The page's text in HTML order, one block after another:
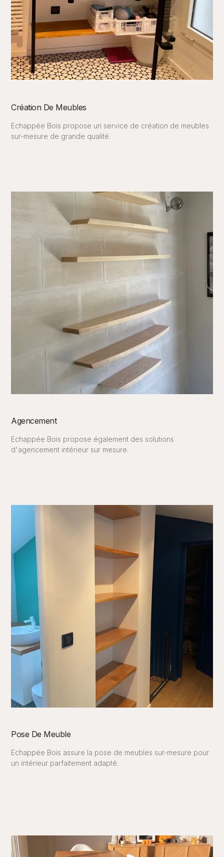
Création De Meubles
Echappée Bois propose un service de création de meubles
sur-mesure de grande qualité.
Agencement
Echappée Bois propose également des solutions
d'agencement intérieur sur mesure.
Pose De Meuble
Echappée Bois assure la pose de meubles sur-mesure pour
un intérieur parfaitement adapté.